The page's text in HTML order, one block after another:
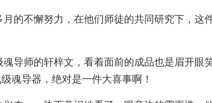
的不懈努力，在他们师徒的共同研究下，这
导师的轩梓文，看着面前的成品也是眉开眼
魂导器，绝对是一件大喜事啊！